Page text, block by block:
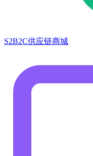
S2B2C供应链商城